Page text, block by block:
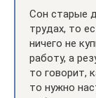
Сон старые
трудах, то
ничего не
работу, а
то говорит,
то нужно